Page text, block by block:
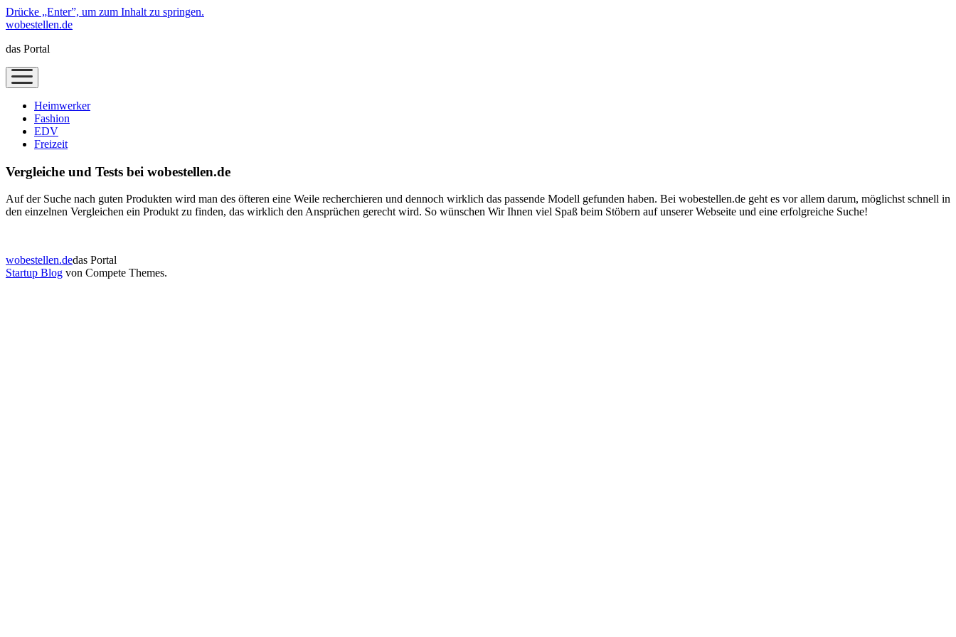
Drücke „Enter”, um zum Inhalt zu springen.
wobestellen.de
das Portal
Menü
öffnen
Heimwerker
Fashion
EDV
Freizeit
Vergleiche und Tests bei wobestellen.de
Auf der Suche nach guten Produkten wird man des öfteren eine Weile recherchieren und dennoch wirklich das passende Modell gefunden haben. Bei wobestellen.de geht es vor allem darum, möglichst schnell in
den einzelnen Vergleichen ein Produkt zu finden, das wirklich den Ansprüchen gerecht wird. So wünschen Wir Ihnen viel Spaß beim Stöbern auf unserer Webseite und eine erfolgreiche Suche!
wobestellen.dedas Portal
Startup Blog von Compete Themes.